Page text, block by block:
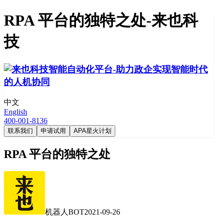
RPA 平台的独特之处-来也科
技
中文
English
400-001-8136
联系我们 申请试用 APA星火计划
RPA 平台的独特之处
机器人BOT2021-09-26